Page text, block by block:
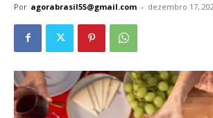
Por agorabrasil55@gmail.com - dezembro 17,